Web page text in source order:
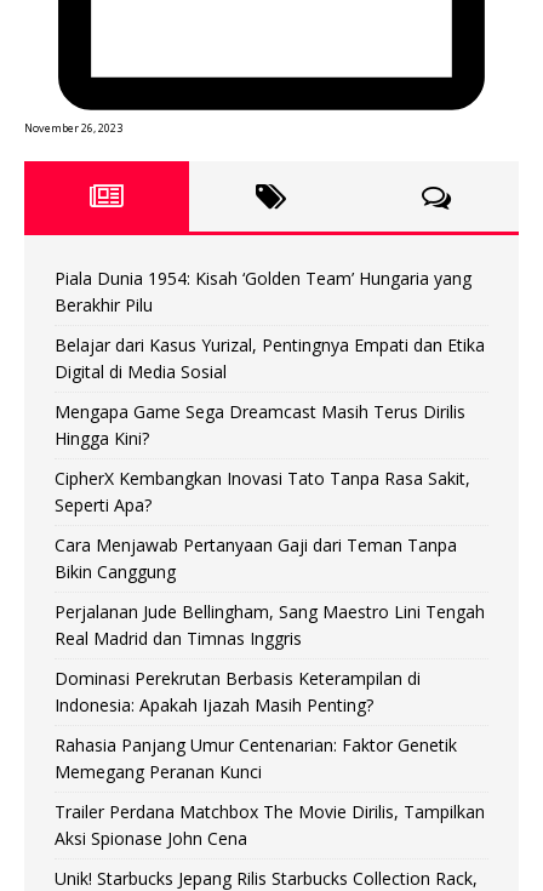
November 26, 2023
Piala Dunia 1954: Kisah ‘Golden Team’ Hungaria yang
Berakhir Pilu
Belajar dari Kasus Yurizal, Pentingnya Empati dan Etika
Digital di Media Sosial
Mengapa Game Sega Dreamcast Masih Terus Dirilis
Hingga Kini?
CipherX Kembangkan Inovasi Tato Tanpa Rasa Sakit,
Seperti Apa?
Cara Menjawab Pertanyaan Gaji dari Teman Tanpa
Bikin Canggung
Perjalanan Jude Bellingham, Sang Maestro Lini Tengah
Real Madrid dan Timnas Inggris
Dominasi Perekrutan Berbasis Keterampilan di
Indonesia: Apakah Ijazah Masih Penting?
Rahasia Panjang Umur Centenarian: Faktor Genetik
Memegang Peranan Kunci
Trailer Perdana Matchbox The Movie Dirilis, Tampilkan
Aksi Spionase John Cena
Unik! Starbucks Jepang Rilis Starbucks Collection Rack,